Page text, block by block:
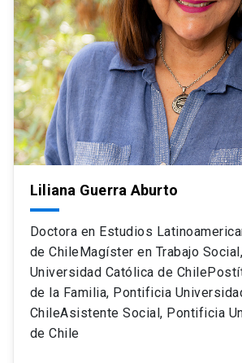
Liliana Guerra Aburto
Doctora en Estudios
de ChileMagíster en Trabajo
Universidad Católica de
de la Familia, Pontificia
ChileAsistente Social, Pontificia
de Chile